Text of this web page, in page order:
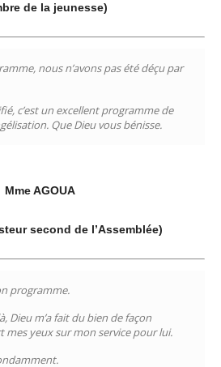
de la jeunesse)
nous n’avons pas été déçu par
c’est un excellent programme de
Que Dieu vous bénisse.
Mme AGOUA
second de l’Assemblée)
programme.
Dieu m’a fait du bien de façon
mes yeux sur mon service pour lui.